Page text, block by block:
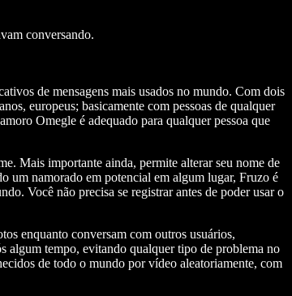
conversando.
de mensagens mais usados no mundo. Com dois
europeus; basicamente com pessoas de qualquer
Omegle é adequado para qualquer pessoa que
Mais importante ainda, permite alterar seu nome de
um namorado em potencial em algum lugar, Fruzo é
Você não precisa se registrar antes de poder usar o
enquanto conversam com outros usuários,
algum tempo, evitando qualquer tipo de problema no
de todo o mundo por vídeo aleatoriamente, com